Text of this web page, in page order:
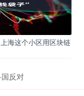
海这个小区用区块链
反对